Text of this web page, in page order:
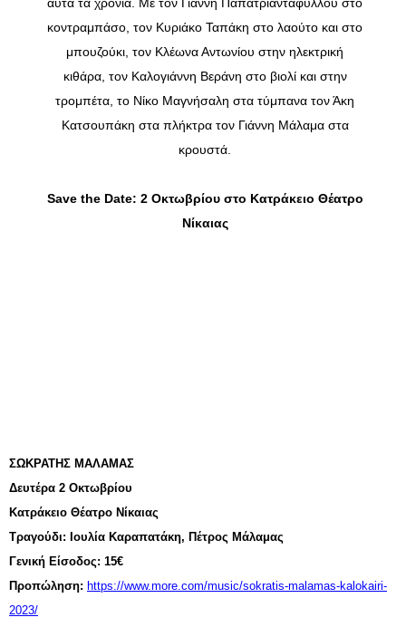
κοντραμπάσο, τον Κυριάκο Ταπάκη στο λαούτο και στο
μπουζούκι, τον Κλέωνα Αντωνίου στην ηλεκτρική
κιθάρα, τον Καλογιάννη Βεράνη στο βιολί και στην
τρομπέτα, το Νίκο Μαγνήσαλη στα τύμπανα τον Άκη
Κατσουπάκη στα πλήκτρα τον Γιάννη Μάλαμα στα
κρουστά.
Save the Date: 2 Οκτωβρίου στο Κατράκειο Θέατρο
Νίκαιας
ΣΩΚΡΑΤΗΣ ΜΑΛΑΜΑΣ
Δευτέρα 2 Οκτωβρίου
Κατράκειο Θέατρο Νίκαιας
Τραγούδι: Ιουλία Καραπατάκη, Πέτρος Μάλαμας
Γενική Είσοδος: 15€
Προπώληση: https://www.more.com/music/sokratis-malamas-kalokairi-
2023/